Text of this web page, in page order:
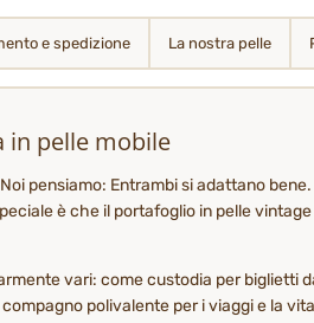
e spedizione La nostra pelle
in pelle mobile
pensiamo: Entrambi si adattano
è che il portafoglio in pelle
vari: come custodia per
polivalente per i viaggi e la